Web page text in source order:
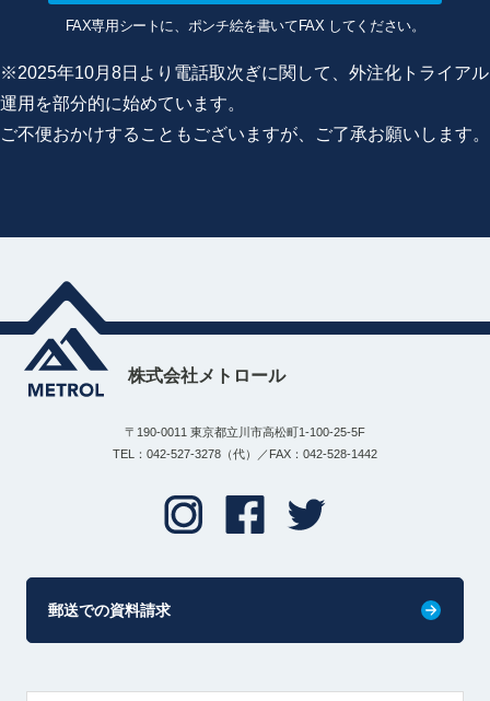
FAX専用シートに、ポンチ絵を書いてFAX してください。
※2025年10月8日より電話取次ぎに関して、外注化トライアル
運用を部分的に始めています。
ご不便おかけすることもございますが、ご了承お願いします。
株式会社メトロール
〒190-0011 東京都立川市高松町1-100-25-5F
TEL：042-527-3278（代）／FAX：042-528-1442
郵送での資料請求